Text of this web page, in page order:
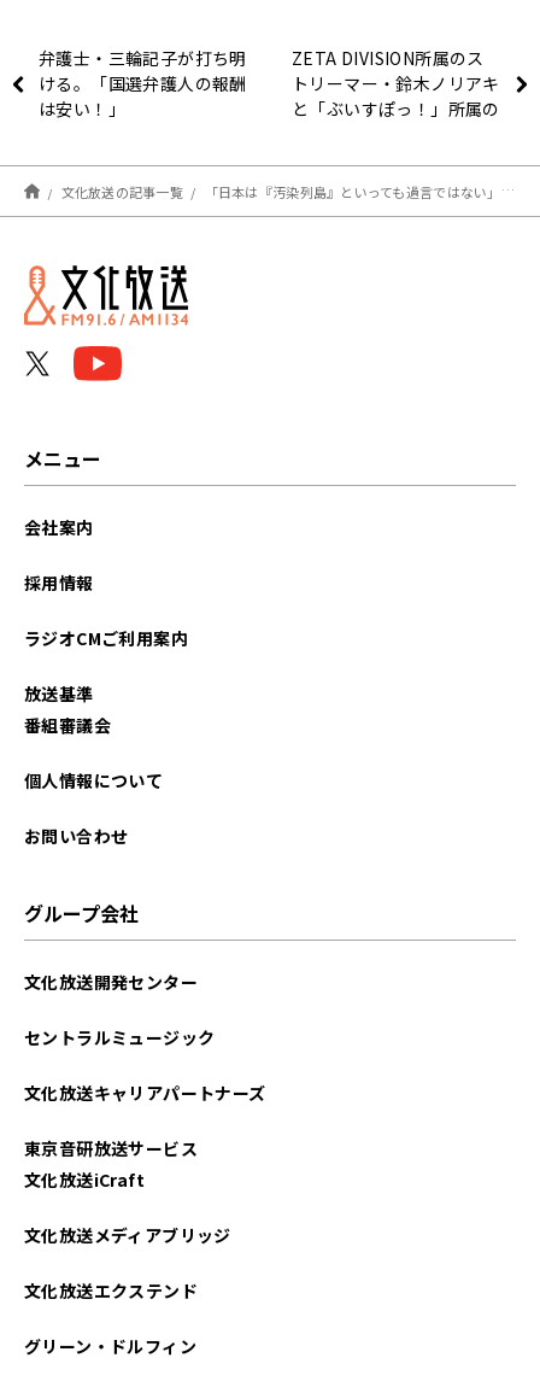
弁護士・三輪記子が打ち明
ける。「国選弁護人の報酬
は安い！」
ZETA DIVISION所属のス
トリーマー・鈴木ノリアキ
と「ぶいすぽっ！」所属の
好きな「平成」を語り合う
特別番組の放送が決定！
文化放送の記事一覧 「日本は『汚染列島』といっても過言ではない」広がるPFASの恐ろしさ
メニュー
会社案内
採用情報
ラジオCMご利用案内
放送基準
番組審議会
個人情報について
お問い合わせ
グループ会社
文化放送開発センター
セントラルミュージック
文化放送キャリアパートナーズ
東京音研放送サービス
文化放送iCraft
文化放送メディアブリッジ
文化放送エクステンド
グリーン・ドルフィン